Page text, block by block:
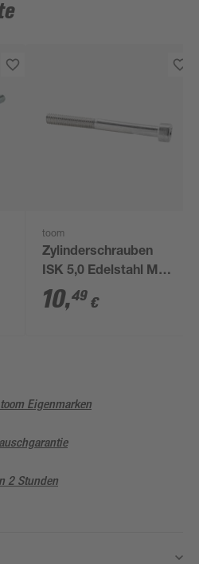
toom
Zylinderschrauben
ISK 5,0 Edelstahl M6
x 60 mm 4 Stück
10,49 €
Eigenmarken
2 Stunden